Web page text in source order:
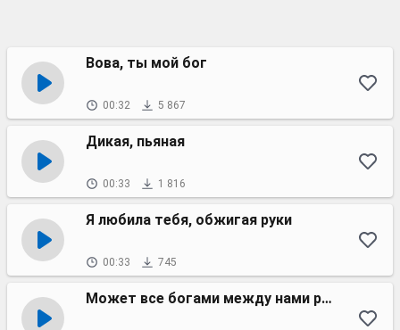
Вова, ты мой бог
00:32 5 867
Дикая, пьяная
00:33 1 816
Я любила тебя, обжигая руки
00:33 745
Может все богами между нами решено